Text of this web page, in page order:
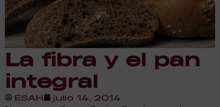
La fibra y el pan
integral
ESAH julio 14, 2014